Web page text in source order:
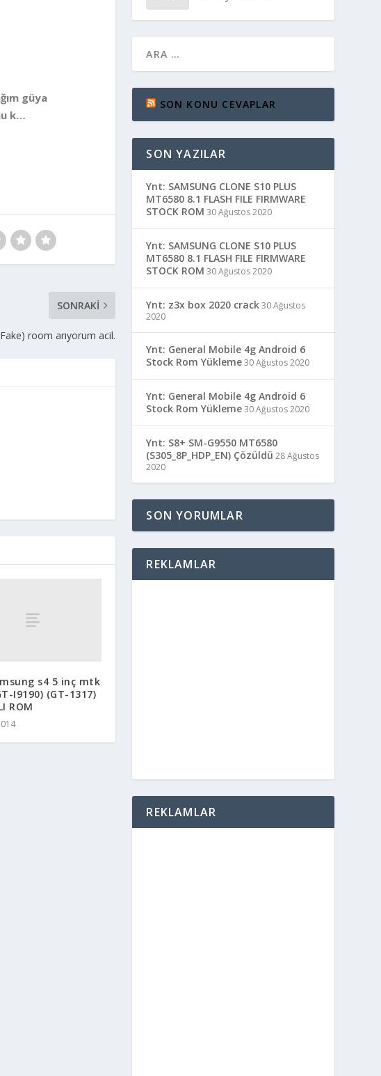
güya
k…
SONRAKI
room arıyorum acil.
s4 5 inç mtk
I9190) (GT-1317)
ROM
SON KONU CEVAPLAR
SON YAZILAR
Ynt: SAMSUNG CLONE S10 PLUS
MT6580 8.1 FLASH FILE FIRMWARE
STOCK ROM 30 Ağustos 2020
Ynt: SAMSUNG CLONE S10 PLUS
MT6580 8.1 FLASH FILE FIRMWARE
STOCK ROM 30 Ağustos 2020
Ynt: z3x box 2020 crack30 Ağustos
2020
Ynt: General Mobile 4g Android 6
Stock Rom Yükleme30 Ağustos 2020
Ynt: General Mobile 4g Android 6
Stock Rom Yükleme30 Ağustos 2020
Ynt: S8+ SM-G9550 MT6580
(S305_8P_HDP_EN) Çözüldü 28 Ağustos
2020
SON YORUMLAR
REKLAMLAR
REKLAMLAR